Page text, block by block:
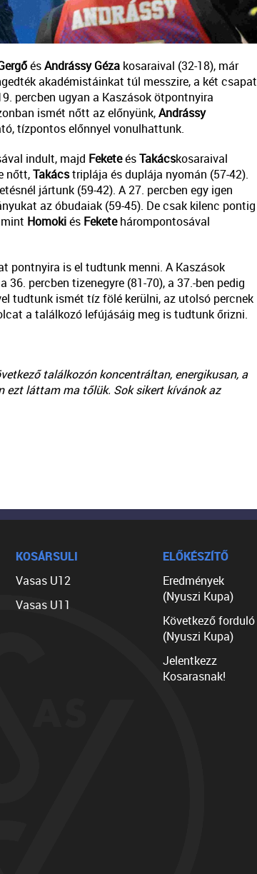
ésAndrássy Gézakosaraival (32-18), már
akadémistáinkat túl messzire, a két csapat
percben ugyan a Kaszások ötpontnyira
ismét nőtt az előnyünk,Andrássy
tízpontos előnnyel vonulhattunk.
indult, majd FeketeésTakácskosaraival
nőtt,Takácstriplája és duplája nyomán (57-42).
jártunk (59-42). A 27. percben egy igen
az óbudaiak (59-45). De csak kilenc pontig
Homokiés Feketehárompontosával
pontnyira is el tudtunk menni. A Kaszások
percben tizenegyre (81-70), a 37.-ben pedig
tudtunk ismét tíz fölé kerülni, az utolsó percnek
a találkozó lefújásáig meg is tudtunk őrizni.
találkozón koncentráltan, energikusan, a
ezt láttam ma tőlük. Sok sikert kívánok az
KOSÁRSULI
Vasas U12
Vasas U11
ELŐKÉSZÍTŐ
Eredmények
(Nyuszi Kupa)
Következő forduló
(Nyuszi Kupa)
Jelentkezz
Kosarasnak!